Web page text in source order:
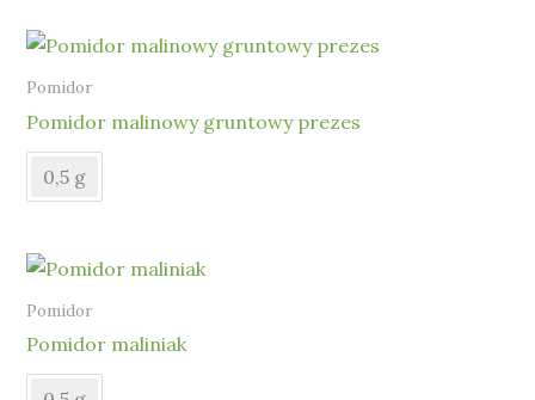
Pomidor
Pomidor malinowy gruntowy prezes
0,5 g
Pomidor
Pomidor maliniak